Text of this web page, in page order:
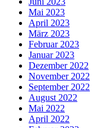
Mai 2023
April 2023
März 2023
Februar 2023
Januar 2023
Dezember 2022
November 2022
September 2022
August 2022
Mai 2022
April 2022